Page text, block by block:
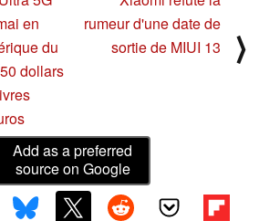
en
du
dollars
rumeur d'une date de
sortie de MIUI 13
⟩
Add as a preferred
source on Google